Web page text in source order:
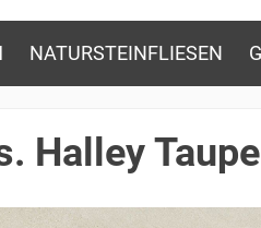
NATURSTEINFLIESEN
Halley